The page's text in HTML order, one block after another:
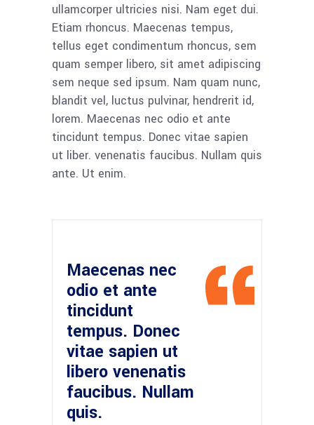
ullamcorper ultricies nisi. Nam eget dui.
Etiam rhoncus. Maecenas tempus,
tellus eget condimentum rhoncus, sem
quam semper libero, sit amet adipiscing
sem neque sed ipsum. Nam quam nunc,
blandit vel, luctus pulvinar, hendrerit id,
lorem. Maecenas nec odio et ante
tincidunt tempus. Donec vitae sapien
ut liber. venenatis faucibus. Nullam quis
ante. Ut enim.
Maecenas nec
odio et ante
tincidunt
tempus. Donec
vitae sapien ut
libero venenatis
faucibus. Nullam
quis.